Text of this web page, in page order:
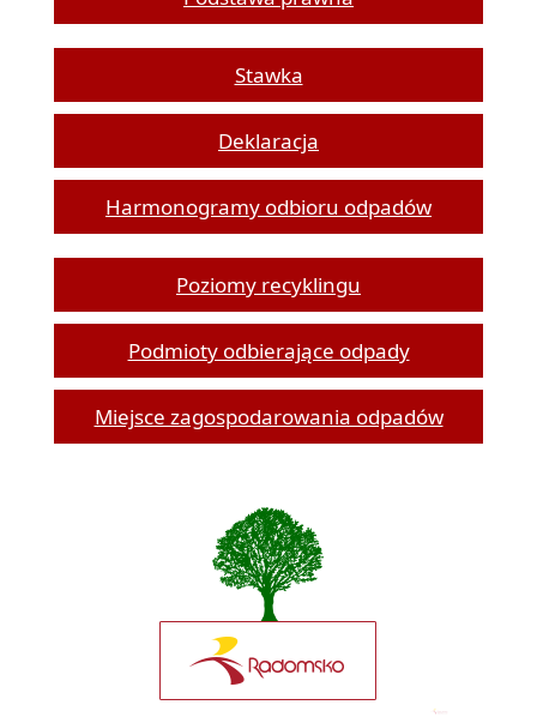
Stawka
Deklaracja
Harmonogramy odbioru odpadów
Poziomy recyklingu
Podmioty odbierające odpady
Miejsce zagospodarowania odpadów